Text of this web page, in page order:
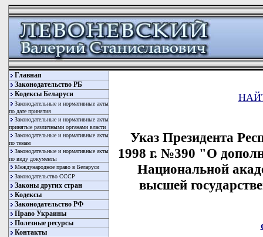
Главная
Законодательство РБ
Кодексы Беларуси
Законодательные и нормативные акты
по дате принятия
Законодательные и нормативные акты
принятые различными органами власти
Законодательные и нормативные акты
по темам
Законодательные и нормативные акты
по виду документы
Международное право в Беларуси
Законодательство СССР
Законы других стран
Кодексы
Законодательство РФ
Право Украины
Полезные ресурсы
Контакты
Указ Президента
1998 г. №390 "О
Национальной
высшей